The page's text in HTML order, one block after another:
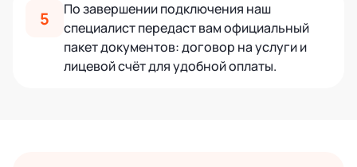
5
По завершении подключения наш
специалист передаст вам официальный
пакет документов: договор на услуги и
лицевой счёт для удобной оплаты.